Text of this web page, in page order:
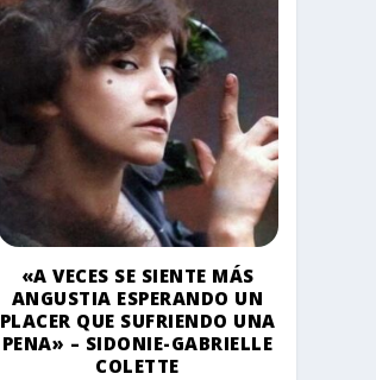
«A VECES SE SIENTE MÁS
ANGUSTIA ESPERANDO UN
PLACER QUE SUFRIENDO UNA
PENA» – SIDONIE-GABRIELLE
COLETTE